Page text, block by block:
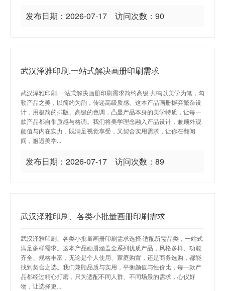
发布日期：2026-07-17 访问次数：90
武汉泽雅印刷.一站式解决画册印刷需求
武汉泽雅印刷.一站式解决画册印刷需求简约高级·共鸣以美学为笔，勾
勒产品之美，以简约为韵，传递高级质感。这本产品画册摒弃繁杂设
计，用极简的排版、高级的色调，凸显产品本身的美学特质，让每一
款产品都自带质感与格调。我们将美学理念融入产品设计，兼顾外观
颜值与内在实力，既满足视觉享受，又契合实用需求，让你在翻阅
间，邂逅美学...
发布日期：2026-07-17 访问次数：89
武汉泽雅印刷、各类小批量画册印刷需求
武汉泽雅印刷、各类小批量画册印刷需求选择·适配所需品类，一站式
满足多样需求。这本产品画册涵盖全系列优质产品，风格多样、功能
齐全、规格丰富，无论是个人使用、家庭购置，还是商务选购，都能
找到契合之选。我们兼顾品质与实用，平衡颜值与性价比，每一款产
品都经过精心打磨，只为适配不同人群、不同场景的需求，心仪好
物，让选择更...